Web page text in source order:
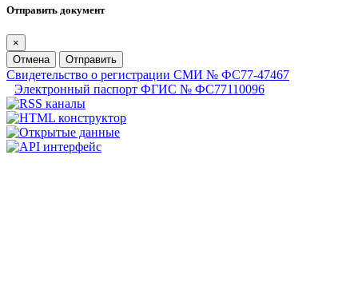
Отправить документ
×
Отмена
Отправить
Свидетельство о регистрации СМИ № ФС77-47467
Электронный паспорт ФГИС № ФС77110096